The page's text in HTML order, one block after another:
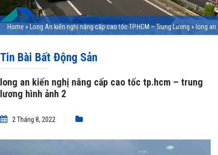
Home » Long An kiến nghị nâng cấp cao tốc TP.HCM – Trung Lương » long an
Tin Bài Bất Động Sản
long an kiến nghị nâng cấp cao tốc tp.hcm – trung
lương hình ảnh 2
2 Tháng 8, 2022